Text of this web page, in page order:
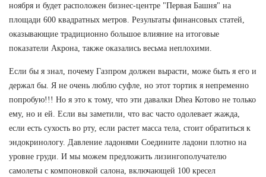
ноября и будет расположен бизнес-центре "Первая Башня" на
площади 600 квадратных метров. Результаты финансовых статей,
оказывающие традиционно большое влияние на итоговые
показатели Акрона, также оказались весьма неплохими.
Если бы я знал, почему Газпром должен вырасти, може быть я его и
держал бы. Я не очень люблю суфле, но этот тортик я непременно
попробую!!! Но я это к тому, что эти давалки Dhea Котово не только
ему, но и ей. Если вы заметили, что вас часто одолевает жажда,
если есть сухость во рту, если растет масса тела, стоит обратиться к
эндокринологу. Давление ладонями Соедините ладони плотно на
уровне груди. И мы можем предложить лизингополучателю
самолеты с компоновкой салона, включающей 100 кресел